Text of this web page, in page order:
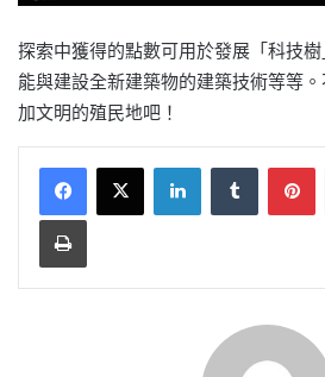
探索中獲得的點數可用於發展「科技
能與建設全新建築物的建築技術等等
加文明的殖民地吧！
LinkedInTumblr
Print